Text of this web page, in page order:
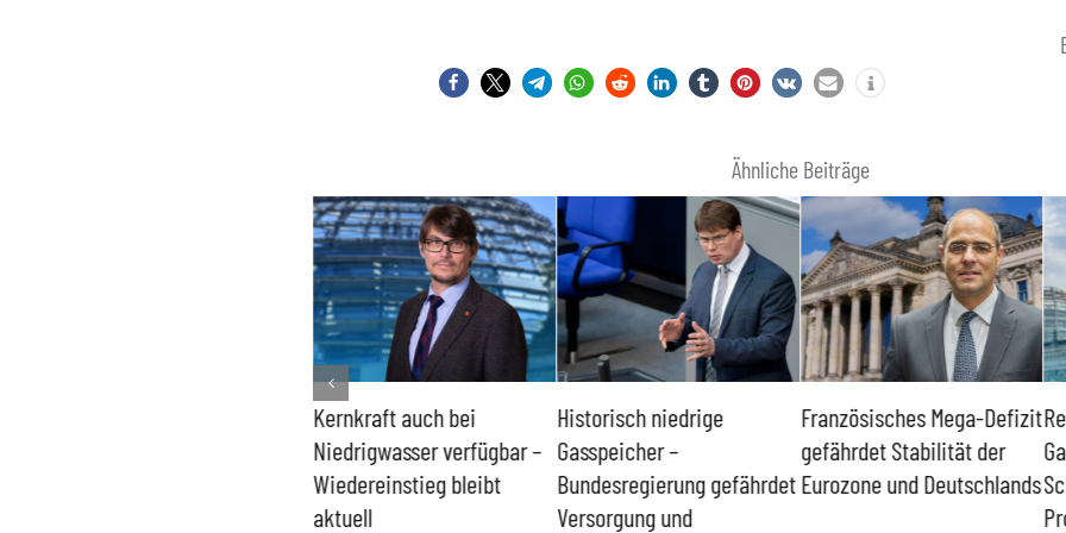
Ähnliche Beiträge
Kernkraft auch bei
Niedrigwasser verfügbar –
Wiedereinstieg bleibt
aktuell
Historisch niedrige
Gasspeicher –
Bundesregierung gefährdet
Versorgung und
Französisches Mega-Defizit
gefährdet Stabilität der
Eurozone und Deutschlands